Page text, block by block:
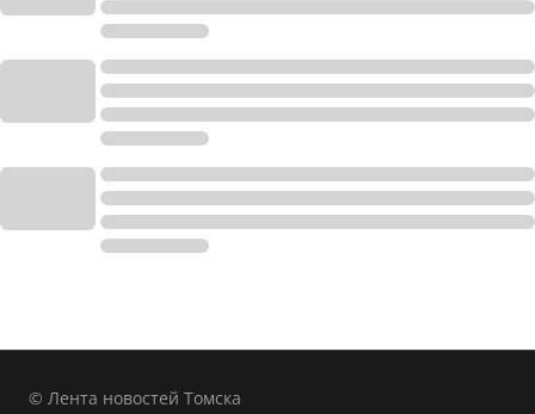
© Лента новостей Томска